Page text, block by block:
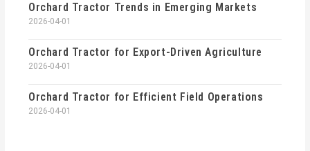
Orchard Tractor Trends in Emerging Markets
2026-04-01
Orchard Tractor for Export-Driven Agriculture
2026-04-01
Orchard Tractor for Efficient Field Operations
2026-04-01